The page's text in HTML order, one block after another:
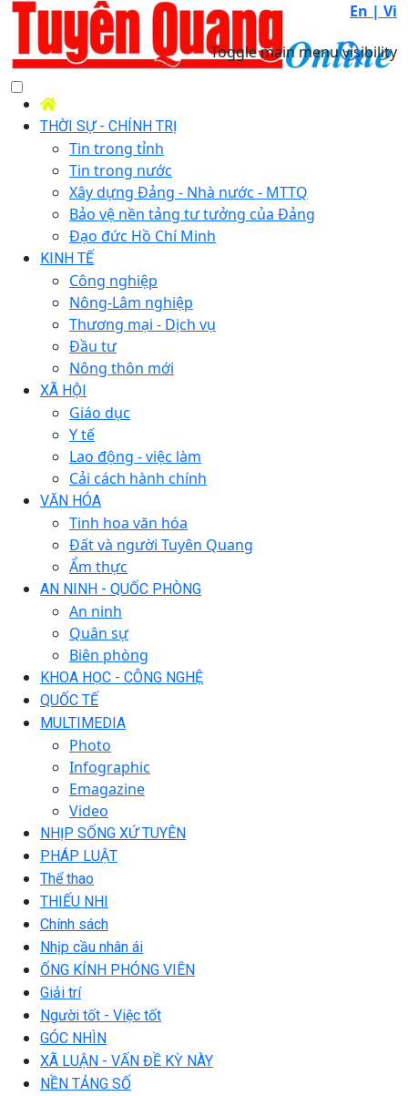
En | Vi
Toggle main menu visibility
THỜI SỰ - CHÍNH TRỊ
Tin trong tỉnh
Tin trong nước
Xây dựng Đảng - Nhà nước - MTTQ
Bảo vệ nền tảng tư tưởng của Đảng
Đạo đức Hồ Chí Minh
KINH TẾ
Công nghiệp
Nông-Lâm nghiệp
Thương mại - Dịch vụ
Đầu tư
Nông thôn mới
XÃ HỘI
Giáo dục
Y tế
Lao động - việc làm
Cải cách hành chính
VĂN HÓA
Tinh hoa văn hóa
Đất và người Tuyên Quang
Ẩm thực
AN NINH - QUỐC PHÒNG
An ninh
Quân sự
Biên phòng
KHOA HỌC - CÔNG NGHỆ
QUỐC TẾ
MULTIMEDIA
Photo
Infographic
Emagazine
Video
NHỊP SỐNG XỨ TUYÊN
PHÁP LUẬT
Thể thao
THIẾU NHI
Chính sách
Nhịp cầu nhân ái
ỐNG KÍNH PHÓNG VIÊN
Giải trí
Người tốt - Việc tốt
GÓC NHÌN
XÃ LUẬN - VẤN ĐỀ KỲ NÀY
NỀN TẢNG SỐ